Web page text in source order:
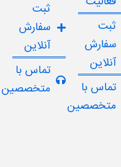
ثبت
سفارش
آنلاین
تماس با
متخصصین
ثبت
سفارش
آنلاین
تماس با
متخصصین